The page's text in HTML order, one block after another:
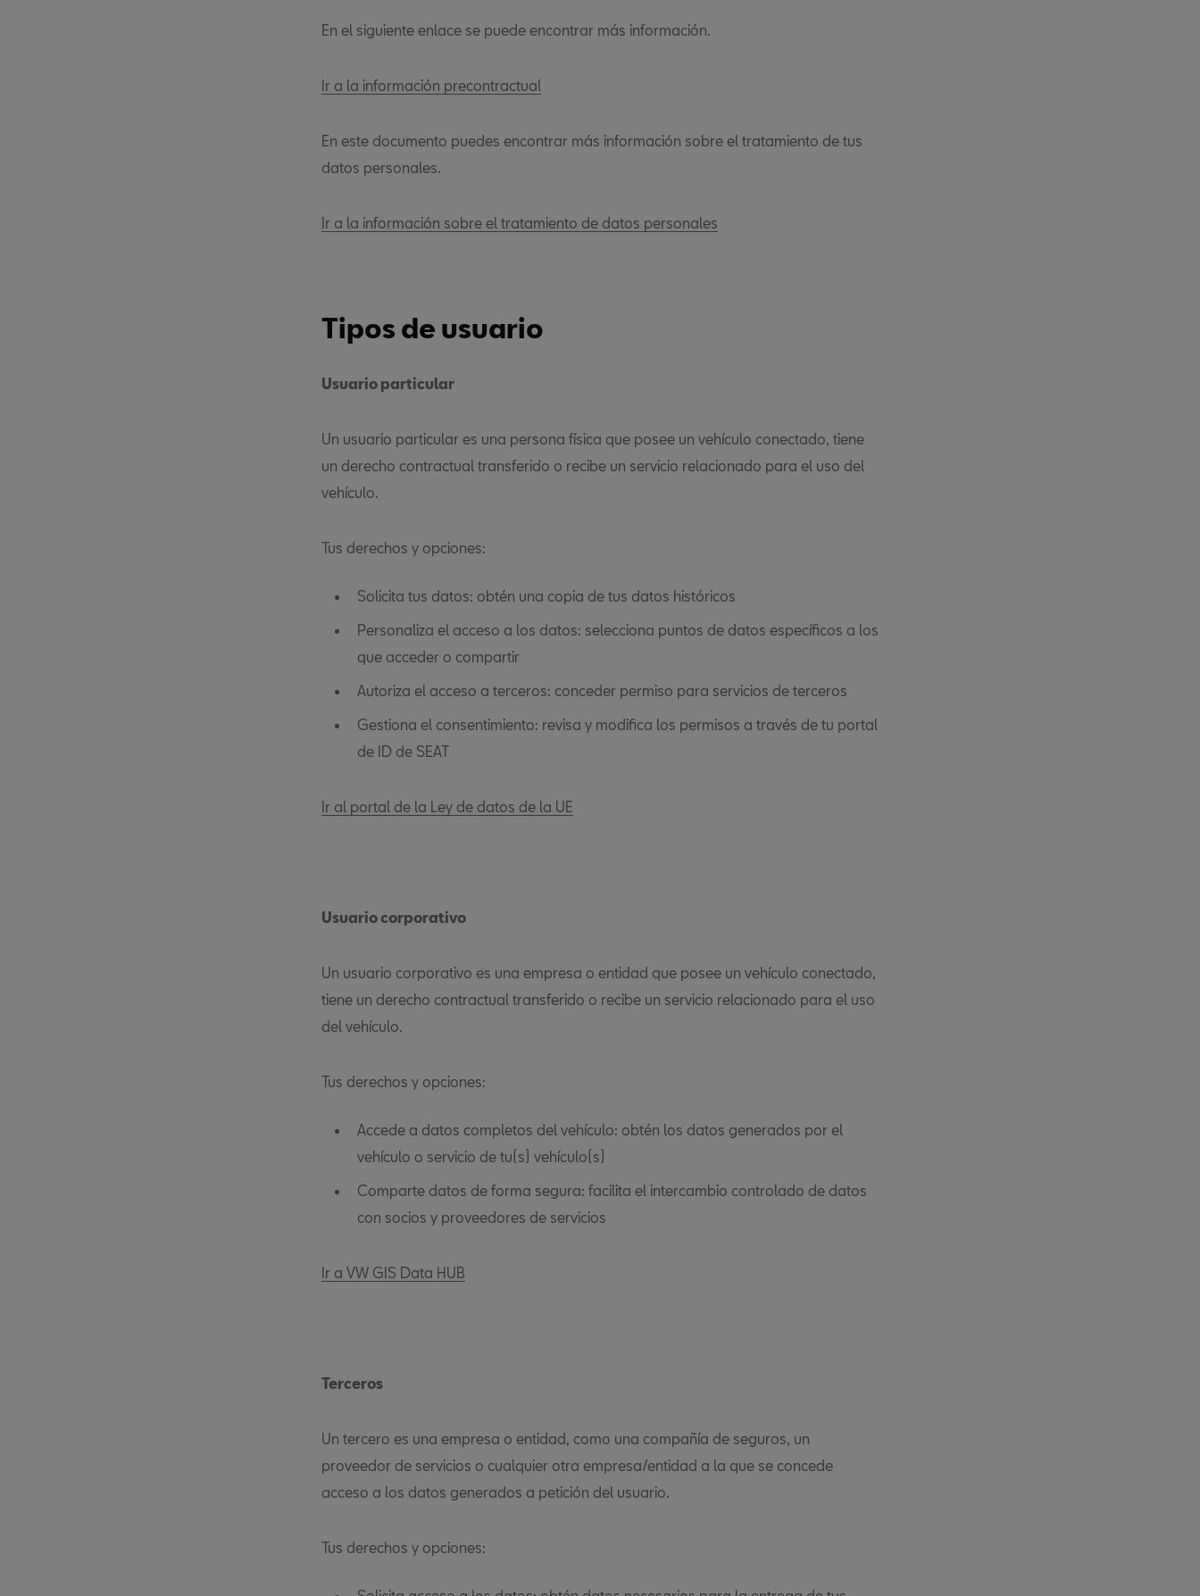
En el siguiente enlace se puede encontrar más información.
Ir a la información precontractual
En este documento puedes encontrar más información sobre el tratamiento de tus
datos personales.
Ir a la información sobre el tratamiento de datos personales
Tipos de usuario
Usuario particular
Un usuario particular es una persona física que posee un vehículo conectado, tiene
un derecho contractual transferido o recibe un servicio relacionado para el uso del
vehículo.
Tus derechos y opciones:
Solicita tus datos: obtén una copia de tus datos históricos
Personaliza el acceso a los datos: selecciona puntos de datos específicos a los
que acceder o compartir
Autoriza el acceso a terceros: conceder permiso para servicios de terceros
Gestiona el consentimiento: revisa y modifica los permisos a través de tu portal
de ID de SEAT
Ir al portal de la Ley de datos de la UE
Usuario corporativo
Un usuario corporativo es una empresa o entidad que posee un vehículo conectado,
tiene un derecho contractual transferido o recibe un servicio relacionado para el uso
del vehículo.
Tus derechos y opciones:
Accede a datos completos del vehículo: obtén los datos generados por el
vehículo o servicio de tu(s) vehículo(s)
Comparte datos de forma segura: facilita el intercambio controlado de datos
con socios y proveedores de servicios
Ir a VW GIS Data HUB
Terceros
Un tercero es una empresa o entidad, como una compañía de seguros, un
proveedor de servicios o cualquier otra empresa/entidad a la que se concede
acceso a los datos generados a petición del usuario.
Tus derechos y opciones: